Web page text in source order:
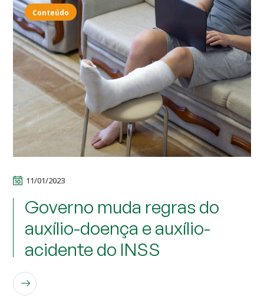
Conteúdo
11/01/2023
Governo muda regras do
auxílio-doença e auxílio-
acidente do INSS